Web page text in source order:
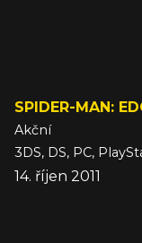
SPIDER-MAN:
Akční
3DS, DS, PC,
14. říjen 2011